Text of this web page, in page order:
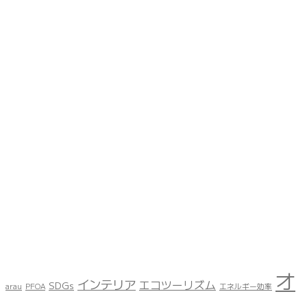
arau PFOA SDGs インテリア エコツーリズム エネルギー効率 オ